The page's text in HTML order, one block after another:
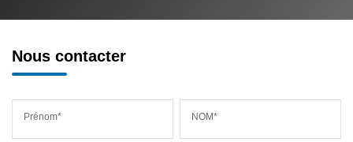
Nous contacter
Prénom* NOM*